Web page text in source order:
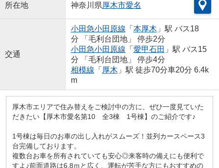
所在地 神奈川県厚木市愛名
交通
小田急小田原線 「 本厚木 」駅 バス18
分 「毛利台団地」 停歩2分
小田急小田原線 「 愛甲石田 」駅 バス15
分 「毛利台団地」 停歩4分
相模線 「 厚木 」駅 徒歩70分車20分 6.4k
m
厚木市エリアで住み替えをご検討中の方に、ぜひ一度見ていた
だきたい【厚木市愛名第10 全3棟 1号棟】のご紹介です♪
1号棟は毎日のお車の出し入れがスムーズ！並列カースペース3
台完備しております。
複数台お車を所有されていても安心◎来客時の備えにも便利で
すよ♪前面道路は6.8ｍと広く、運転が苦手な方にもおすすめの